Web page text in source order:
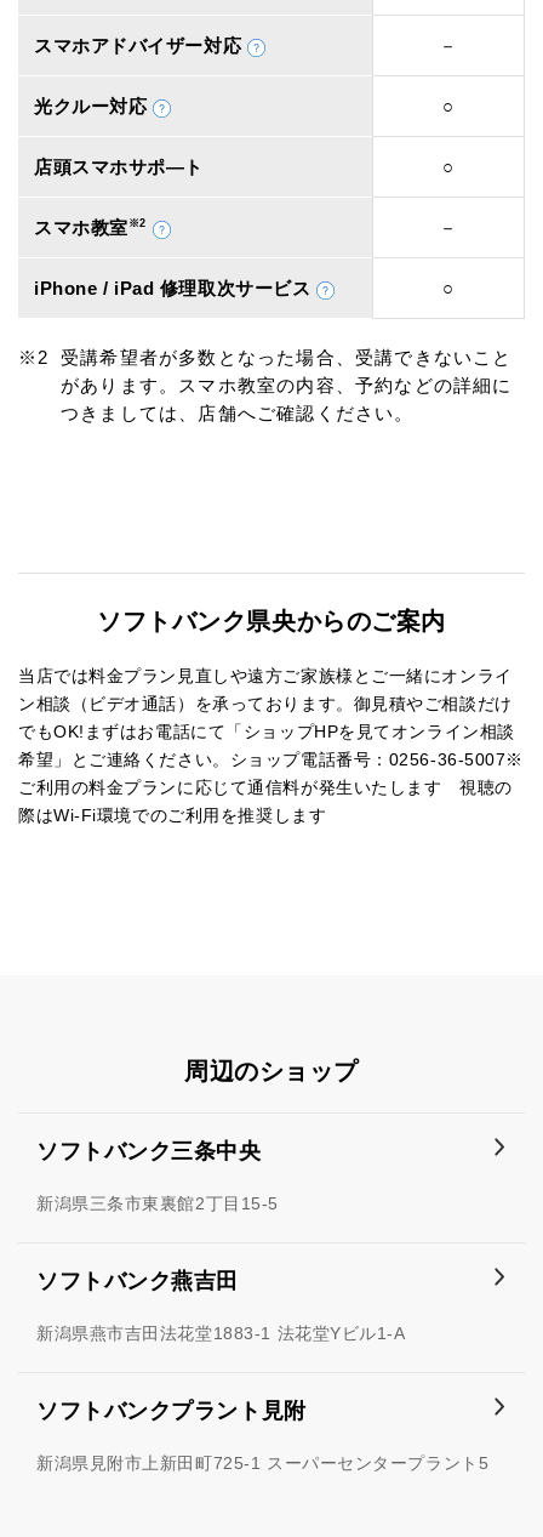
スマホアドバイザー対応 －
光クルー対応 ○
店頭スマホサポ―ト ○
スマホ教室 ※2 －
iPhone / iPad 修理取次サービス ○
受講希望者が多数となった場合、受講できないこと
があります。スマホ教室の内容、予約などの詳細に
つきましては、店舗へご確認ください。
ソフトバンク県央からのご案内
当店では料金プラン見直しや遠方ご家族様とご一緒にオンライ
ン相談（ビデオ通話）を承っております。御見積やご相談だけ
でもOK!まずはお電話にて「ショップHPを見てオンライン相談
希望」とご連絡ください。ショップ電話番号：0256-36-5007※
ご利用の料金プランに応じて通信料が発生いたします 視聴の
際はWi-Fi環境でのご利用を推奨します
周辺のショップ
ソフトバンク三条中央
新潟県三条市東裏館2丁目15-5
ソフトバンク燕吉田
新潟県燕市吉田法花堂1883-1 法花堂Yビル1-A
ソフトバンクプラント見附
新潟県見附市上新田町725-1 スーパーセンタープラント5